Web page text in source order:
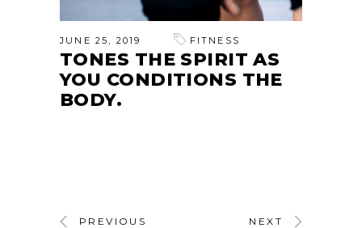
JUNE 25, 2019 FITNESS
TONES THE SPIRIT AS
YOU CONDITIONS THE
BODY.
PREVIOUS NEXT